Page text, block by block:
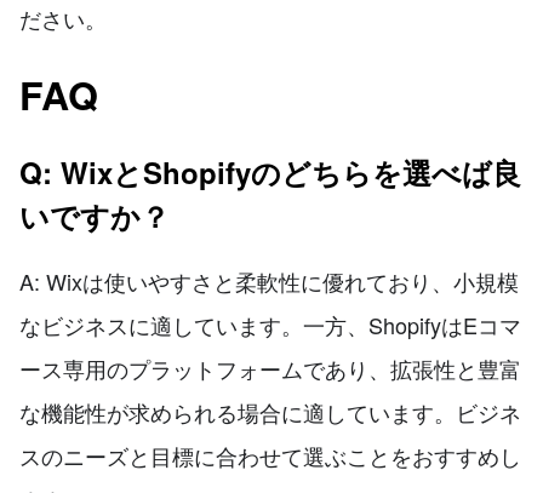
ださい。
FAQ
Q: WixとShopifyのどちらを選べば良
いですか？
A: Wixは使いやすさと柔軟性に優れており、小規模
なビジネスに適しています。一方、ShopifyはEコマ
ース専用のプラットフォームであり、拡張性と豊富
な機能性が求められる場合に適しています。ビジネ
スのニーズと目標に合わせて選ぶことをおすすめし